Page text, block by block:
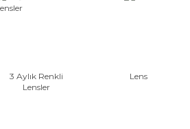
3 Aylık Renkli
Lensler
Lens